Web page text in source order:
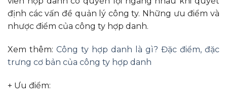
định các vấn đề quản lý công ty. Những ưu điểm và
nhược điểm của công ty hợp danh.
Xem thêm: Công ty hợp danh là gì? Đặc điểm, đặc
trưng cơ bản của công ty hợp danh
+ Ưu điểm: